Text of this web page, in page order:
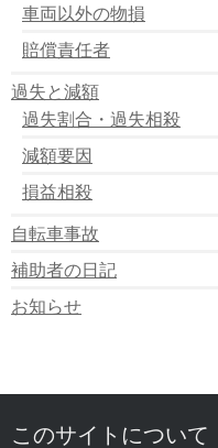
車両以外の物損
賠償責任者
過失と減額
過失割合・過失相殺
減額要因
損益相殺
自転車事故
補助者の日記
お知らせ
このサイトについて